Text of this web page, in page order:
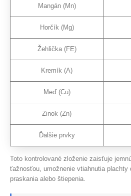
Mangán (Mn)
Horčík (Mg)
Žehlička (FE)
Kremík (A)
Meď (Cu)
Zinok (Zn)
Ďalšie prvky
Toto kontrolované zloženie zaisťuje
ťažnosťou, umožnenie vtiahnutia plachty
praskania alebo štiepenia.